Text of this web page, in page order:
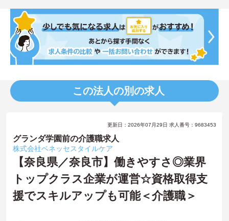
この法人の別の求人
更新日：2026年07月29日 求人番号：9683453
グランダ学園前の介護職求人
株式会社ベネッセスタイルケア
【奈良県／奈良市】働きやすさ◎業界
トップクラス企業が運営☆資格取得支
援でスキルアップも可能＜介護職＞